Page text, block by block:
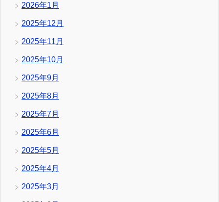
2026年1月
2025年12月
2025年11月
2025年10月
2025年9月
2025年8月
2025年7月
2025年6月
2025年5月
2025年4月
2025年3月